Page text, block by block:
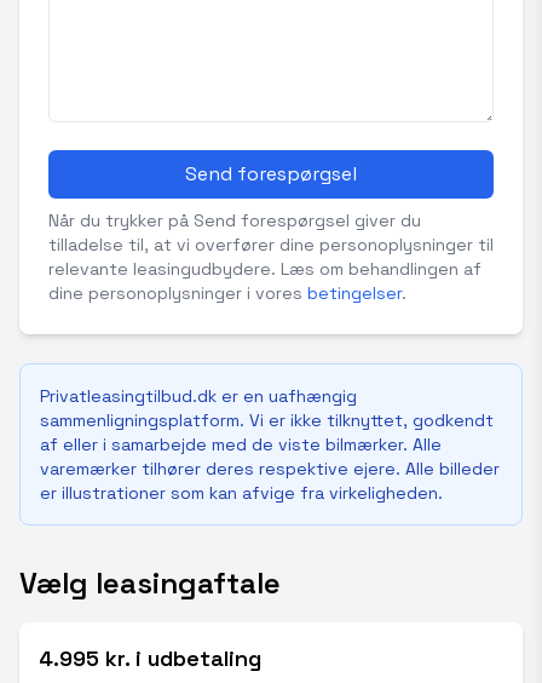
Send forespørgsel
Når du trykker på Send forespørgsel giver du
tilladelse til, at vi overfører dine personoplysninger til
relevante leasingudbydere. Læs om behandlingen af
dine personoplysninger i vores betingelser.
Privatleasingtilbud.dk er en uafhængig
sammenligningsplatform. Vi er ikke tilknyttet, godkendt
af eller i samarbejde med de viste bilmærker. Alle
varemærker tilhører deres respektive ejere. Alle billeder
er illustrationer som kan afvige fra virkeligheden.
Vælg leasingaftale
4.995 kr. i udbetaling